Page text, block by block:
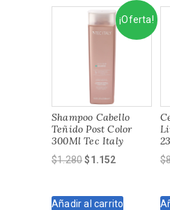
¡Oferta!
Shampoo Cabello
Teñido Post Color
300Ml Tec Italy
$1.280El
era:
$1.152
es:
Añadir al carrito
$